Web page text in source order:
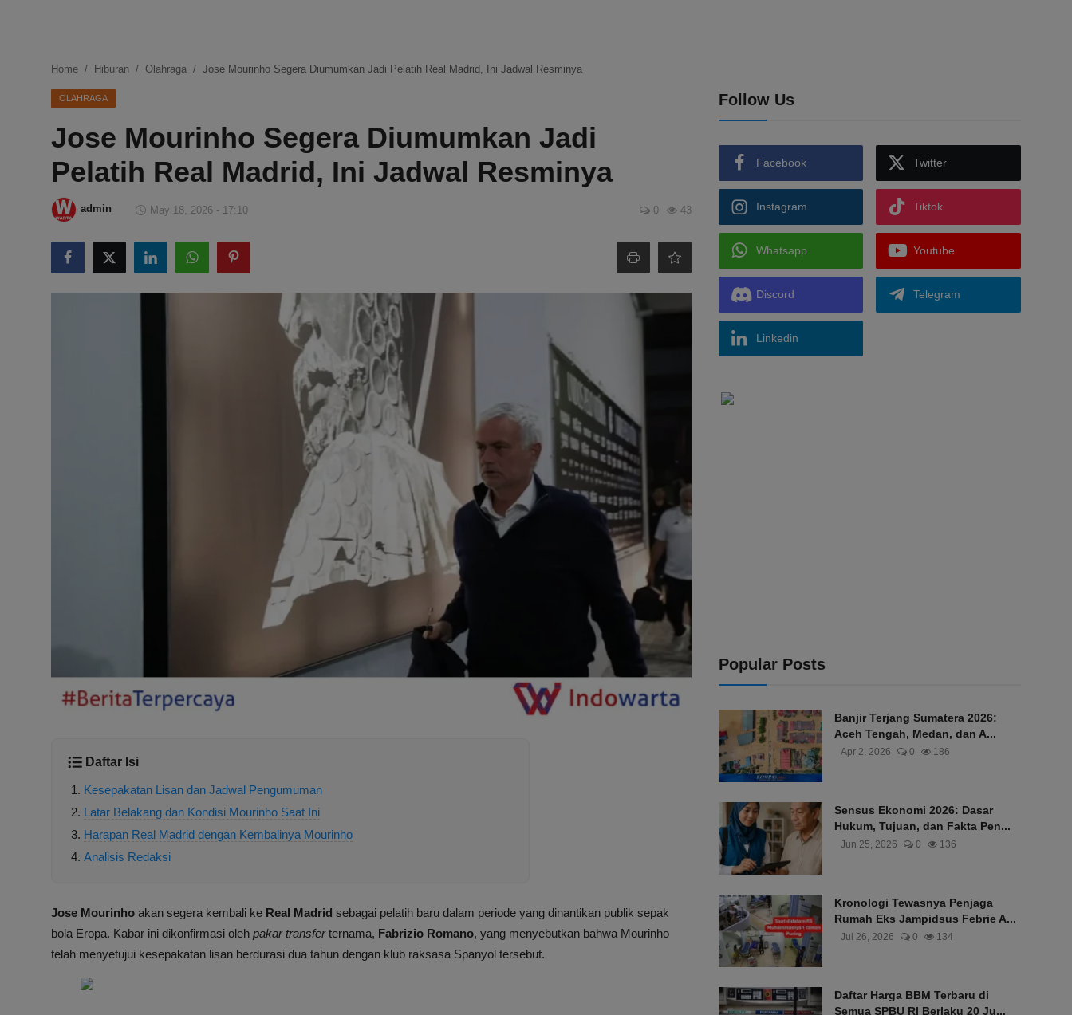
Ekonomi
Internasional
Teknologi
Hiburan
Kesehatan
Home Hiburan Olahraga Jose Mourinho Segera Diumumkan Jadi Pelatih Real Madrid, Ini Jadwal Resminya
OLAHRAGA
Jose Mourinho Segera Diumumkan Jadi
Pelatih Real Madrid, Ini Jadwal Resminya
admin May 18, 2026 - 17:10 0 43
Daftar Isi
Kesepakatan Lisan dan Jadwal Pengumuman
Latar Belakang dan Kondisi Mourinho Saat Ini
Harapan Real Madrid dengan Kembalinya Mourinho
Analisis Redaksi
Jose Mourinho akan segera kembali ke Real Madrid sebagai pelatih baru dalam periode yang dinantikan publik sepak
bola Eropa. Kabar ini dikonfirmasi oleh pakar transferternama, Fabrizio Romano, yang menyebutkan bahwa Mourinho
telah menyetujui kesepakatan lisan berdurasi dua tahun dengan klub raksasa Spanyol tersebut.
Follow Us
Facebook Twitter
Instagram Tiktok
Whatsapp Youtube
Discord Telegram
Linkedin
Popular Posts
Banjir Terjang Sumatera 2026:
Aceh Tengah, Medan, dan A...
Apr 2, 2026 0 186
Sensus Ekonomi 2026: Dasar
Hukum, Tujuan, dan Fakta Pen...
Jun 25, 2026 0 136
Kronologi Tewasnya Penjaga
Rumah Eks Jampidsus Febrie A...
Jul 26, 2026 0 134
Daftar Harga BBM Terbaru di
Semua SPBU RI Berlaku 20 Ju...